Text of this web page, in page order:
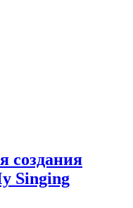
создания
Singing